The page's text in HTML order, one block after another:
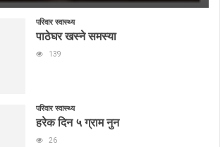
परिवार स्वास्थ्य
पाठेघर खस्ने समस्या
139
परिवार स्वास्थ्य
हरेक दिन ५ ग्राम नुन
26